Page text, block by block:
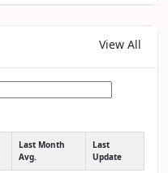
View All
Last Month
Avg.
Last
Update